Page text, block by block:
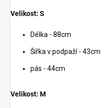
Velikost: S
Délka - 88cm
Šířka v podpaží - 43cm
pás - 44cm
Velikost: M